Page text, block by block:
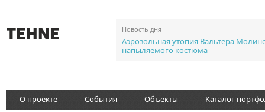
Новость дня
Аэрозольная утопия Вальтера
напыляемого костюма
О проекте События Объекты Каталог